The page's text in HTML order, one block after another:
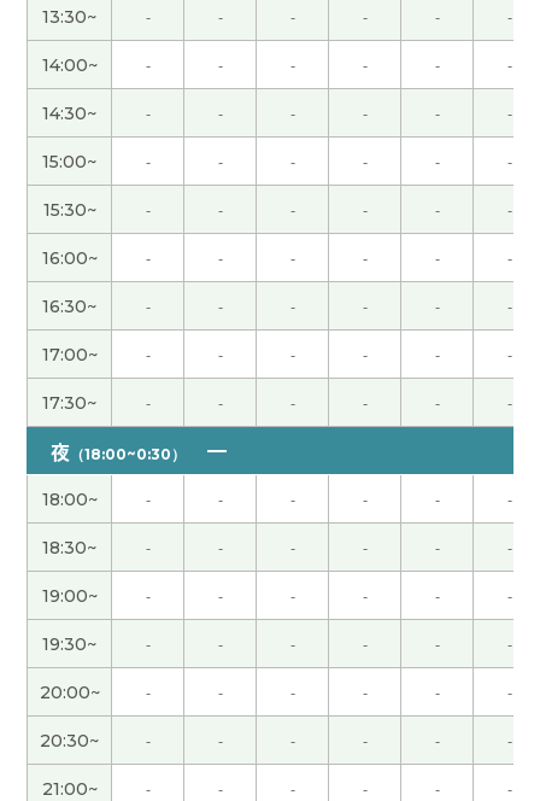
我非常喜欢上了“借钱见人心，还钱见人品”这句
话。以后我也打算用一用。下节课见！( 50代 男性 )
老师，谢谢您帮我学习汉语。今年三月末我离职
了。然后我还没找到新的工作。五月美国的工作人
员请我帮他们顾问。但是我们还没有面试。然后八
月我开始受到养老金。哈哈哈😅下次见~
大多数的人很喜欢买东西。我哥哥也一样但喜欢的
是价格最便宜的东西。还有他很知道质量好的产
品。最便宜的东西。下次见吧。
和老师聊植物，我非常开心。谢谢老师，下次见！(
女性 )
确实如此。在今天凌晨举行的世界杯足球赛日本对
巴西的比赛中，日本队以1比2被巴西队淘汰。日本
队上一次在国际大赛中战胜巴西队是在1996年的奥
运会上。真是光阴似箭的。( 50代 男性 )
謝謝你！！！！！！！！！
日语中也有这样一句市场名言：“众人走的路往往拥
挤，人迹罕至的幽径深处才能欣赏到繁花盛景。”，
意思就是“买在人迹罕至,卖在人声鼎沸”，跟你告诉
的名言意思差不多。下节课见。
( 50代 男性 )
13:30~ - - - - - -
14:00~ - - - - - -
14:30~ - - - - - -
15:00~ - - - - - -
15:30~ - - - - - -
16:00~ - - - - - -
16:30~ - - - - - -
17:00~ - - - - - -
17:30~ - - - - - -
夜 （18:00~0:30）
18:00~ - - - - - -
18:30~ - - - - - -
19:00~ - - - - - -
19:30~ - - - - - -
20:00~ - - - - - -
20:30~ - - - - - -
21:00~ - - - - - -